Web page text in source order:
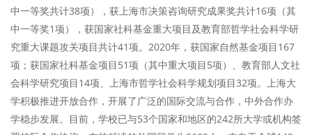
中一等奖共计38项），获上海市决策咨询研究成果奖共计16项（其
中一等奖1项），获国家社科基金重大项目及教育部哲学社会科学研
究重大课题攻关项目共计41项。2020年，获国家自然基金项目167
项；获国家社科基金项目51项（其中重大项目5项）、教育部人文社
会科学研究项目14项、上海市哲学社会科学规划项目32项。上海大
学积极推进开放合作，开展了广泛的国际交流与合作，中外合作办
学稳步发展。目前，学校已与53个国家和地区的242所大学或机构签